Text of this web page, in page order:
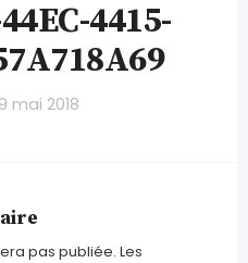
4415-
9 mai 2018
pas publiée. Les